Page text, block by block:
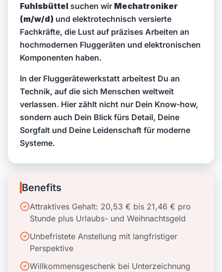
Fuhlsbüttel suchen wir Mechatroniker
(m/w/d) und elektrotechnisch versierte
Fachkräfte, die Lust auf präzises Arbeiten an
hochmodernen Fluggeräten und elektronischen
Komponenten haben.
In der Fluggerätewerkstatt arbeitest Du an
Technik, auf die sich Menschen weltweit
verlassen. Hier zählt nicht nur Dein Know-how,
sondern auch Dein Blick fürs Detail, Deine
Sorgfalt und Deine Leidenschaft für moderne
Systeme.
Benefits
Attraktives Gehalt: 20,53 € bis 21,46 € pro
Stunde plus Urlaubs- und Weihnachtsgeld
Unbefristete Anstellung mit langfristiger
Perspektive
Willkommensgeschenk bei Unterzeichnung